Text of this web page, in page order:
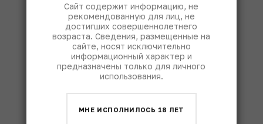
Fine & Rare Wine1490
Сайт содержит информацию, не
рекомендованную для лиц, не
достигших совершеннолетнего
возраста. Сведения, размещенные на
сайте, носят исключительно
информационный характер и
предназначены только для личного
использования.
МНЕ ИСПОЛНИЛОСЬ 18 ЛЕТ